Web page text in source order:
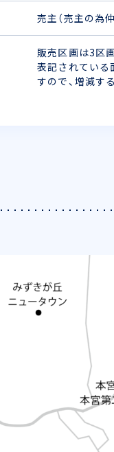
売主（売主の為
販売区画は3区
表記されている
すので、増減す